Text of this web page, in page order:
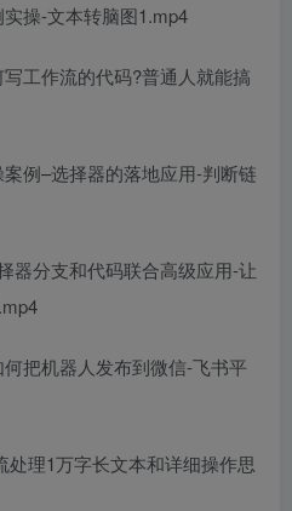
操-文本转脑图1.mp4
工作流的代码?普通人就能搞
例–选择器的落地应用-判断链
器分支和代码联合高级应用-让
把机器人发布到微信-飞书平
理1万字长文本和详细操作思